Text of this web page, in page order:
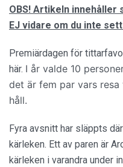
OBS! Artikeln innehåller
EJ vidare om du inte
Premiärdagen för
här. I år valde 10
det är fem par vars
håll.
Fyra avsnitt har släppts
kärleken. Ett av paren är
kärleken i varandra under